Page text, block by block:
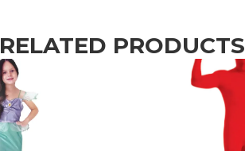
RELATED PRODUCTS